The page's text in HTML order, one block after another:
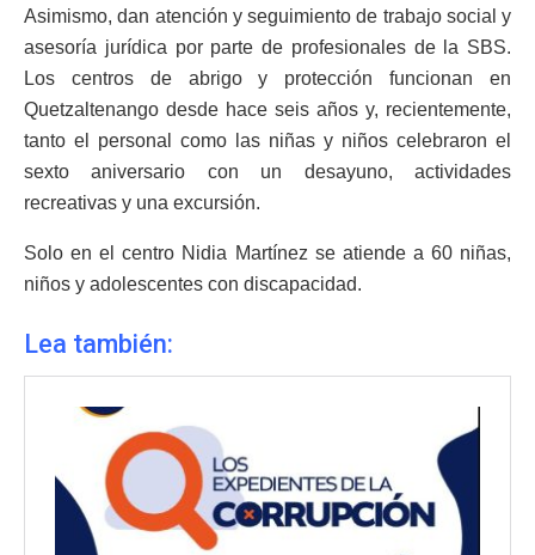
Asimismo, dan atención y seguimiento de trabajo social y
asesoría jurídica por parte de profesionales de la SBS.
Los centros de abrigo y protección funcionan en
Quetzaltenango desde hace seis años y, recientemente,
tanto el personal como las niñas y niños celebraron el
sexto aniversario con un desayuno, actividades
recreativas y una excursión.
Solo en el centro Nidia Martínez se atiende a 60 niñas,
niños y adolescentes con discapacidad.
Lea también: